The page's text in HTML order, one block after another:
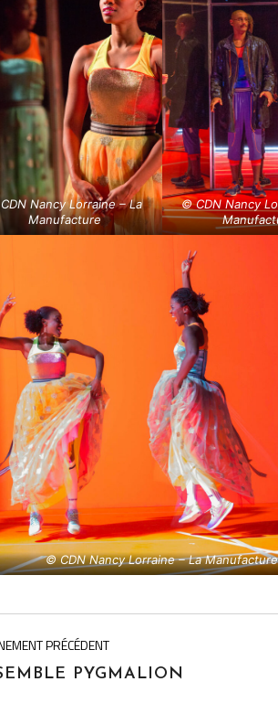
Nancy Lorraine – La
Manufacture
© CDN Nancy
© CDN Nancy Lorraine – La Manufacture
PRÉCÉDENT
PYGMALION